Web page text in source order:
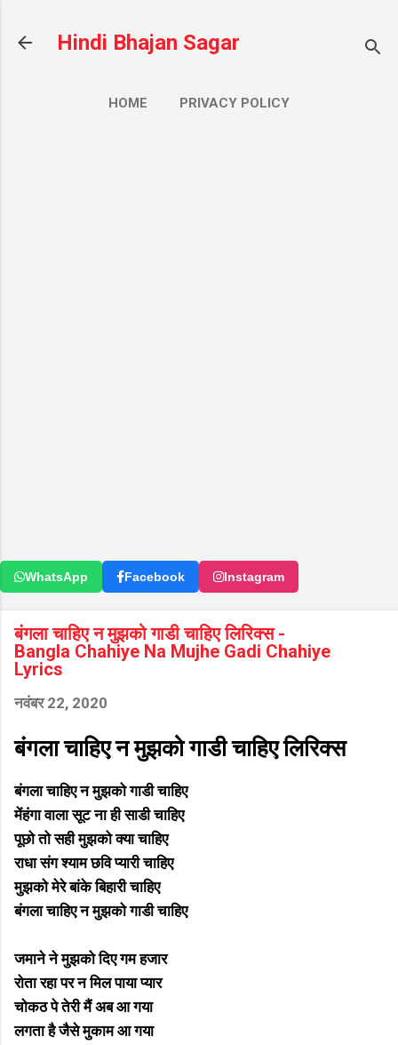
Hindi Bhajan Sagar
HOME PRIVACY POLICY
WhatsApp Facebook Instagram
बंगला चाहिए न मुझको गाडी चाहिए लिरिक्स -
Bangla Chahiye Na Mujhe Gadi Chahiye
Lyrics
नवंबर 22, 2020
बंगला चाहिए न मुझको गाडी चाहिए लिरिक्स
बंगला चाहिए न मुझको गाडी चाहिए
मेंहंगा वाला सूट ना ही साडी चाहिए
पूछो तो सही मुझको क्या चाहिए
राधा संग श्याम छवि प्यारी चाहिए
मुझको मेरे बांके बिहारी चाहिए
बंगला चाहिए न मुझको गाडी चाहिए
जमाने ने मुझको दिए गम हजार
रोता रहा पर न मिल पाया प्यार
चोकठ पे तेरी मैं अब आ गया
लगता है जैसे मुकाम आ गया